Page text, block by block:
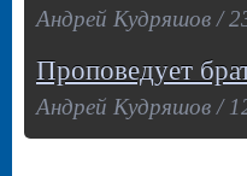
Андрей Кудряшов /
Проповедует
Андрей Кудряшов /